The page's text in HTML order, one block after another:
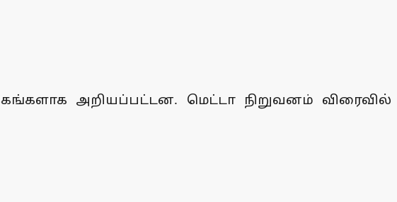
அறியப்பட்டன. மெட்டா நிறுவனம் விரைவில்